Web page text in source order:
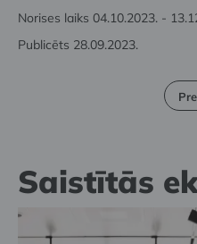
Norises laiks 04.10.2023. -
Publicēts 28.09.2023.
Saistītās